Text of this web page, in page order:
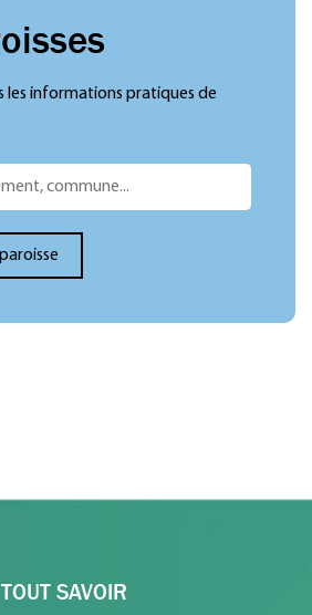
les informations pratiques de
TOUT SAVOIR